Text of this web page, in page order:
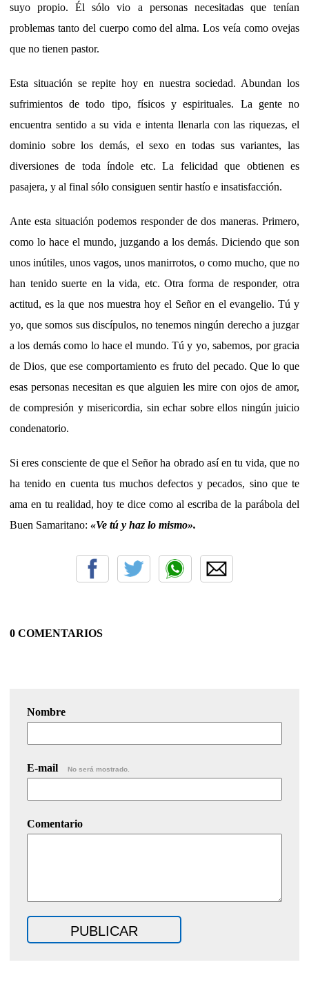
suyo propio. Él sólo vio a personas necesitadas que tenían
problemas tanto del cuerpo como del alma. Los veía como ovejas
que no tienen pastor.
Esta situación se repite hoy en nuestra sociedad. Abundan los
sufrimientos de todo tipo, físicos y espirituales. La gente no
encuentra sentido a su vida e intenta llenarla con las riquezas, el
dominio sobre los demás, el sexo en todas sus variantes, las
diversiones de toda índole etc. La felicidad que obtienen es
pasajera, y al final sólo consiguen sentir hastío e insatisfacción.
Ante esta situación podemos responder de dos maneras. Primero,
como lo hace el mundo, juzgando a los demás. Diciendo que son
unos inútiles, unos vagos, unos manirrotos, o como mucho, que no
han tenido suerte en la vida, etc. Otra forma de responder, otra
actitud, es la que nos muestra hoy el Señor en el evangelio. Tú y
yo, que somos sus discípulos, no tenemos ningún derecho a juzgar
a los demás como lo hace el mundo. Tú y yo, sabemos, por gracia
de Dios, que ese comportamiento es fruto del pecado. Que lo que
esas personas necesitan es que alguien les mire con ojos de amor,
de compresión y misericordia, sin echar sobre ellos ningún juicio
condenatorio.
Si eres consciente de que el Señor ha obrado así en tu vida, que no
ha tenido en cuenta tus muchos defectos y pecados, sino que te
ama en tu realidad, hoy te dice como al escriba de la parábola del
Buen Samaritano: «Ve tú y haz lo mismo».
0 COMENTARIOS
Nombre
E-mail No será mostrado.
Comentario